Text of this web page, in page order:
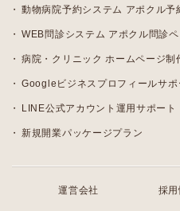
動物病院予約システム アポクル予
WEB問診システム アポクル問診ペ
病院・クリニック ホームページ制
Googleビジネスプロフィールサポ
LINE公式アカウント運用サポート
新規開業パッケージプラン
運営会社 採用